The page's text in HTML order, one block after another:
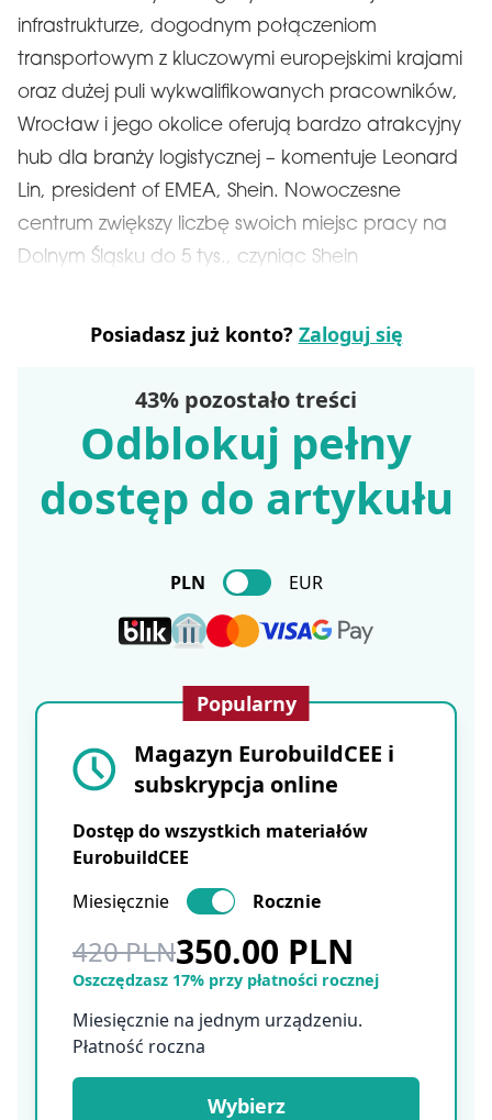
infrastrukturze, dogodnym połączeniom
transportowym z kluczowymi europejskimi krajami
oraz dużej puli wykwalifikowanych pracowników,
Wrocław i jego okolice oferują bardzo atrakcyjny
hub dla branży logistycznej – komentuje Leonard
Lin, president of EMEA, Shein. Nowoczesne
centrum zwiększy liczbę swoich miejsc pracy na
Dolnym Śląsku do 5 tys., czyniąc Shein
Posiadasz już konto? Zaloguj się
43% pozostało treści
Odblokuj pełny
dostęp do artykułu
PLN EUR
Popularny
Magazyn EurobuildCEE i
subskrypcja online
Dostęp do wszystkich materiałów
EurobuildCEE
Miesięcznie
Rocznie
420 PLN350.00 PLN
Oszczędzasz 17% przy płatności rocznej
Miesięcznie na jednym urządzeniu.
Płatność roczna
Wybierz